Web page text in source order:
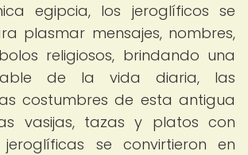
egipcia, los jeroglíficos se
plasmar mensajes, nombres,
religiosos, brindando una
de la vida diaria, las
costumbres de esta antigua
vasijas, tazas y platos con
jeroglíficas se convirtieron en